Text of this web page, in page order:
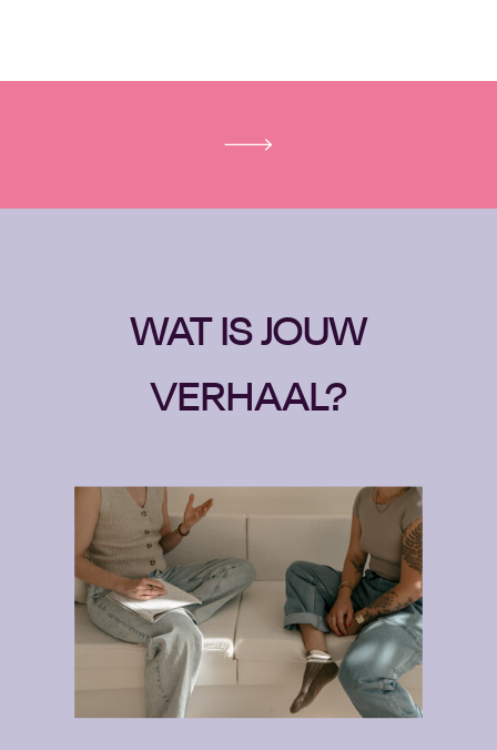
WAT IS JOUW
VERHAAL?
An awesome freebie